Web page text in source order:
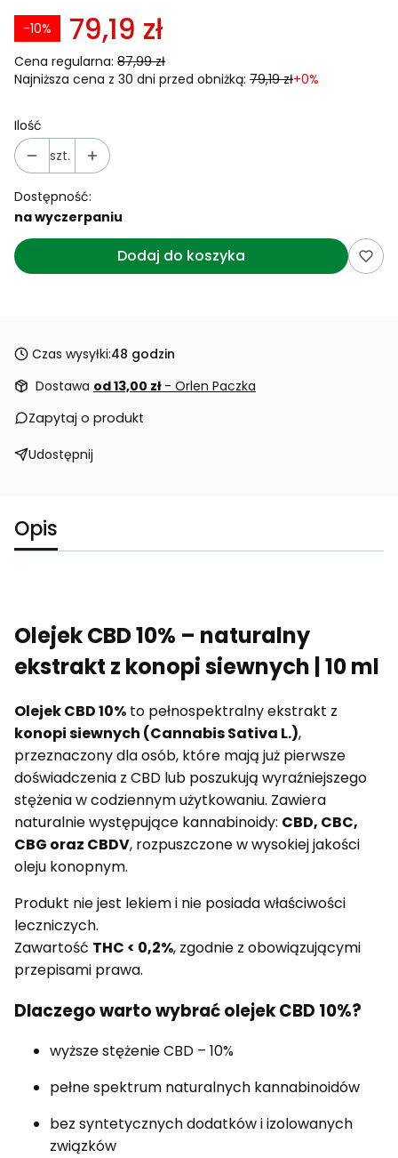
79,19 zł
Cena regularna: 87,99 zł
-10%
Najniższa cena z 30 dni przed obniżką: 79,19 zł+0%
Ilość
szt.
Dostępność:
na wyczerpaniu
Dodaj do koszyka
Czas wysyłki:48 godzin
Dostawa od 13,00 zł - Orlen Paczka
Zapytaj o produkt
Udostępnij
Opis
Olejek CBD 10% – naturalny
ekstrakt z konopi siewnych | 10 ml
Olejek CBD 10% to pełnospektralny ekstrakt z
konopi siewnych (Cannabis Sativa L.),
przeznaczony dla osób, które mają już pierwsze
doświadczenia z CBD lub poszukują wyraźniejszego
stężenia w codziennym użytkowaniu. Zawiera
naturalnie występujące kannabinoidy: CBD, CBC,
CBG oraz CBDV, rozpuszczone w wysokiej jakości
oleju konopnym.
Produkt nie jest lekiem i nie posiada właściwości
leczniczych.
Zawartość THC < 0,2%, zgodnie z obowiązującymi
przepisami prawa.
Dlaczego warto wybrać olejek CBD 10%?
wyższe stężenie CBD – 10%
pełne spektrum naturalnych kannabinoidów
bez syntetycznych dodatków i izolowanych
związków